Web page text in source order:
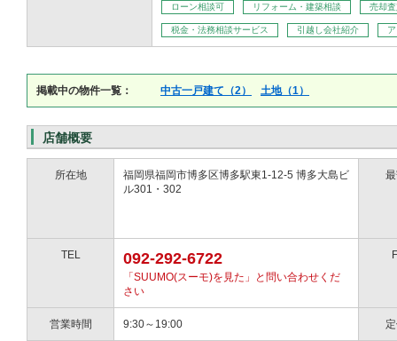
ローン相談可 リフォーム・建築相談 売却
税金・法務相談サービス 引越し会社紹介
掲載中の物件一覧： 中古一戸建て（2） 土地（1）
店舗概要
所在地
福岡県福岡市博多区博多駅東1-12-5 博多大島ビ
ル301・302
TEL 092-292-6722
「SUUMO(スーモ)を見た」と問い合わせくだ
さい
営業時間 9:30～19:00